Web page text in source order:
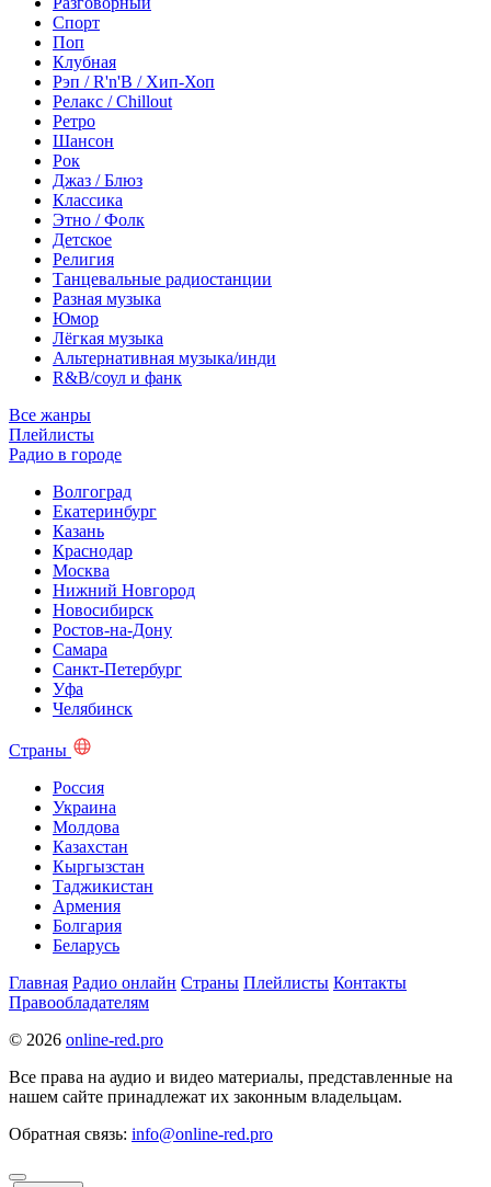
Спорт
Поп
Клубная
Рэп / R'n'B / Хип-Хоп
Релакс / Chillout
Ретро
Шансон
Рок
Джаз / Блюз
Классика
Этно / Фолк
Детское
Религия
Танцевальные радиостанции
Разная музыка
Юмор
Лёгкая музыка
Альтернативная музыка/инди
R&B/cоул и фанк
Все жанры
Плейлисты
Радио в городе
Волгоград
Екатеринбург
Казань
Краснодар
Москва
Нижний Новгород
Новосибирск
Ростов-на-Дону
Самара
Санкт-Петербург
Уфа
Челябинск
Страны
Россия
Украина
Молдова
Казахстан
Кыргызстан
Таджикистан
Армения
Болгария
Беларусь
Главная Радио онлайн Страны Плейлисты Контакты
Правообладателям
© 2026 online-red.pro
Все права на аудио и видео материалы, представленные на
нашем сайте принадлежат их законным владельцам.
Обратная связь: info@online-red.pro